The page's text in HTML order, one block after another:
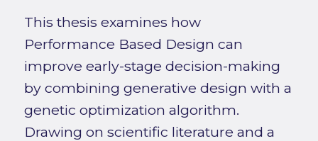
This thesis examines how
Performance Based Design can
improve early-stage decision-making
by combining generative design with a
genetic optimization algorithm.
Drawing on scientific literature and a